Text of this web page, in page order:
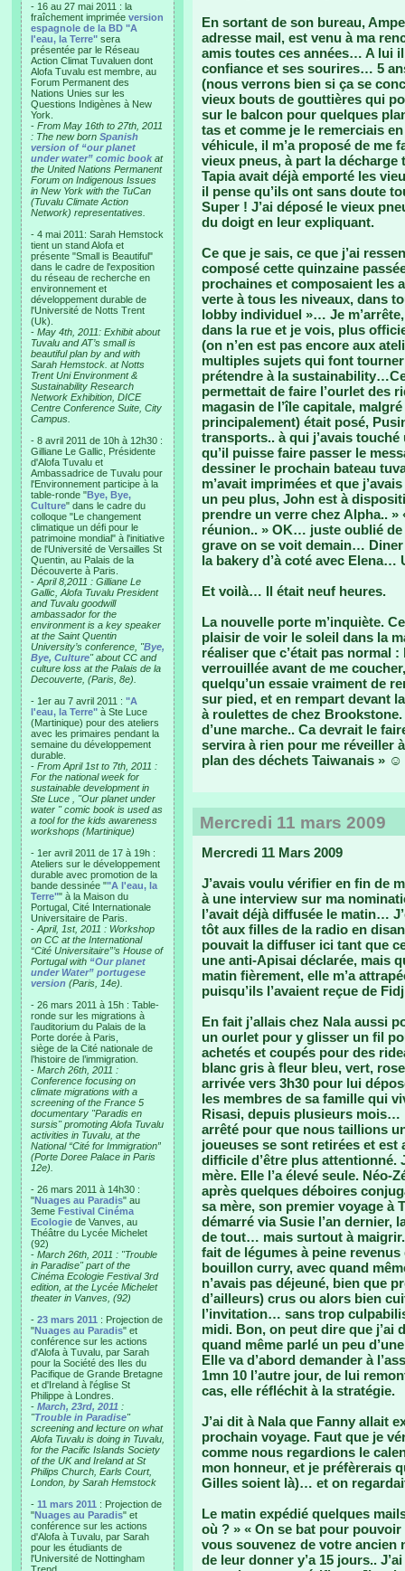
- 16 au 27 mai 2011 : la
fraîchement imprimée version
espagnole de la BD "A
l'eau, la Terre" sera
présentée par le Réseau
Action Climat Tuvaluen dont
Alofa Tuvalu est membre, au
Forum Permanent des
Nations Unies sur les
Questions Indigènes à New
York.
- From May 16th to 27th, 2011
: The new born Spanish
version of “our planet
under water” comic book at
the United Nations Permanent
Forum on Indigenous Issues
in New York with the TuCan
(Tuvalu Climate Action
Network) representatives.
- 4 mai 2011: Sarah Hemstock
tient un stand Alofa et
présente "Small is Beautiful"
dans le cadre de l'exposition
du réseau de recherche en
environnement et
développement durable de
l'Université de Notts Trent
(Uk).
- May 4th, 2011: Exhibit about
Tuvalu and AT’s small is
beautiful plan by and with
Sarah Hemstock. at Notts
Trent Uni Environment &
Sustainability Research
Network Exhibition, DICE
Centre Conference Suite, City
Campus.
- 8 avril 2011 de 10h à 12h30 :
Gilliane Le Gallic, Présidente
d'Alofa Tuvalu et
Ambassadrice de Tuvalu pour
l'Environnement participe à la
table-ronde "Bye, Bye,
Culture" dans le cadre du
colloque "Le changement
climatique un défi pour le
patrimoine mondial" à l'initiative
de l'Université de Versailles St
Quentin, au Palais de la
Découverte à Paris.
- April 8,2011 : Gilliane Le
Gallic, Alofa Tuvalu President
and Tuvalu goodwill
ambassador for the
environment is a key speaker
at the Saint Quentin
University’s conference, "Bye,
Bye, Culture" about CC and
culture loss at the Palais de la
Decouverte, (Paris, 8e).
- 1er au 7 avril 2011 : "A
l'eau, la Terre" à Ste Luce
(Martinique) pour des ateliers
avec les primaires pendant la
semaine du développement
durable.
- From April 1st to 7th, 2011 :
For the national week for
sustainable development in
Ste Luce , "Our planet under
water " comic book is used as
a tool for the kids awareness
workshops (Martinique)
- 1er avril 2011 de 17 à 19h :
Ateliers sur le développement
durable avec promotion de la
bande dessinée ""A l'eau, la
Terre"" à la Maison du
Portugal, Cité Internationale
Universitaire de Paris.
- April, 1st, 2011 : Workshop
on CC at the International
“Cité Universitaire”’s House of
Portugal with “Our planet
under Water” portugese
version (Paris, 14e).
- 26 mars 2011 à 15h : Table-
ronde sur les migrations à
l’auditorium du Palais de la
Porte dorée à Paris,
siège de la Cité nationale de
l’histoire de l’immigration.
- March 26th, 2011 :
Conference focusing on
climate migrations with a
screening of the France 5
documentary "Paradis en
sursis" promoting Alofa Tuvalu
activities in Tuvalu, at the
National “Cité for Immigration”
(Porte Doree Palace in Paris
12e).
- 26 mars 2011 à 14h30 :
"Nuages au Paradis" au
3eme Festival Cinéma
Ecologie de Vanves, au
Théâtre du Lycée Michelet
(92)
- March 26th, 2011 : "Trouble
in Paradise" part of the
Cinéma Ecologie Festival 3rd
edition, at the Lycée Michelet
theater in Vanves, (92)
- 23 mars 2011 : Projection de
"Nuages au Paradis" et
conférence sur les actions
d'Alofa à Tuvalu, par Sarah
pour la Société des Iles du
Pacifique de Grande Bretagne
et d'Ireland à l'église St
Philippe à Londres.
- March, 23rd, 2011 :
"Trouble in Paradise"
screening and lecture on what
Alofa Tuvalu is doing in Tuvalu,
for the Pacific Islands Society
of the UK and Ireland at St
Philips Church, Earls Court,
London, by Sarah Hemstock
- 11 mars 2011 : Projection de
"Nuages au Paradis" et
conférence sur les actions
d'Alofa à Tuvalu, par Sarah
pour les étudiants de
l'Université de Nottingham
En sortant de son bureau,
adresse mail, est venu à ma
amis toutes ces années… A lui
confiance et ses sourires… 5
(nous verrons bien si ça se
vieux bouts de gouttières qui
sur le balcon pour quelques
tas et comme je le remerciais
véhicule, il m’a proposé de me
vieux pneus, à part la décharge
Tapia avait déjà emporté les
il pense qu’ils ont sans doute
Super ! J’ai déposé le vieux
du doigt en leur expliquant.
Ce que je sais, ce que j’ai
composé cette quinzaine
prochaines et composaient les
verte à tous les niveaux, dans
lobby individuel »… Je
dans la rue et je vois, plus
(on n’en est pas encore aux
multiples sujets qui font
prétendre à la
permettait de faire l’ourlet des
magasin de l’île capitale,
principalement) était posé,
transports.. à qui j’avais
qu’il puisse faire passer le
dessiner le prochain bateau
m’avait imprimées et que
un peu plus, John est à
prendre un verre chez Alpha.. »
réunion.. » OK… juste oublié de
grave on se voit demain… Diner
la bakery d’à coté avec Elena…
Et voilà… Il était neuf heures.
La nouvelle porte m’inquiète.
plaisir de voir le soleil dans la
réaliser que c’était pas normal
verrouillée avant de me
quelqu’un essaie vraiment de
sur pied, et en rempart devant
à roulettes de chez
d’une marche.. Ca devrait le
servira à rien pour me réveiller
plan des déchets Taiwanais » ☺
Mercredi 11 mars 2009
Mercredi 11 Mars 2009
J’avais voulu vérifier en fin de
à une interview sur ma
l’avait déjà diffusée le matin…
tôt aux filles de la radio en
pouvait la diffuser ici tant que
une anti-Apisai déclarée, mais
matin fièrement, elle m’a
puisqu’ils l’avaient reçue de
En fait j’allais chez Nala aussi
un ourlet pour y glisser un fil
achetés et coupés pour des
blanc gris à fleur bleu, vert,
arrivée vers 3h30 pour lui
les membres de sa famille qui
Risasi, depuis plusieurs mois…
arrêté pour que nous taillions
joueuses se sont retirées et
difficile d’être plus attentionné.
mère. Elle l’a élevé seule.
après quelques déboires
sa mère, son premier voyage à
démarré via Susie l’an dernier,
de tout… mais surtout à
fait de légumes à peine
bouillon curry, avec quand
n’avais pas déjeuné, bien que
d’ailleurs) crus ou alors bien
l’invitation… sans trop
midi. Bon, on peut dire que j’ai
quand même parlé un peu
Elle va d’abord demander à
1mn 10 l’autre jour, de lui
cas, elle réfléchit à la stratégie.
J’ai dit à Nala que Fanny allait
prochain voyage. Faut que je
comme nous regardions le
mon honneur, et je préfèrerais
Gilles soient là)… et on
Le matin expédié quelques
où ? » « On se bat pour
vous souvenez de votre ancien
de leur donner y’a 15 jours..